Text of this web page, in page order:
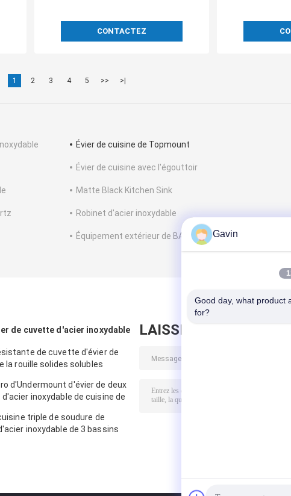
CONTACTEZ
1 2 3 4 5 >> >|
Évier de cuisine de Topmount
Évier de cuisine avec l'égouttoir
Matte Black Kitchen Sink
Robinet d'acier inoxydable
Équipement extérieur de BARBECUE
de cuvette d'acier inoxydable
de cuvette d'évier de
la rouille solides solubles
d'Undermount d'évier de deux
inoxydable de cuisine de
triple de soudure de
inoxydable de 3 bassins
LAISSEZ UN MESSAGE
Gavin
Good day, what product
for?